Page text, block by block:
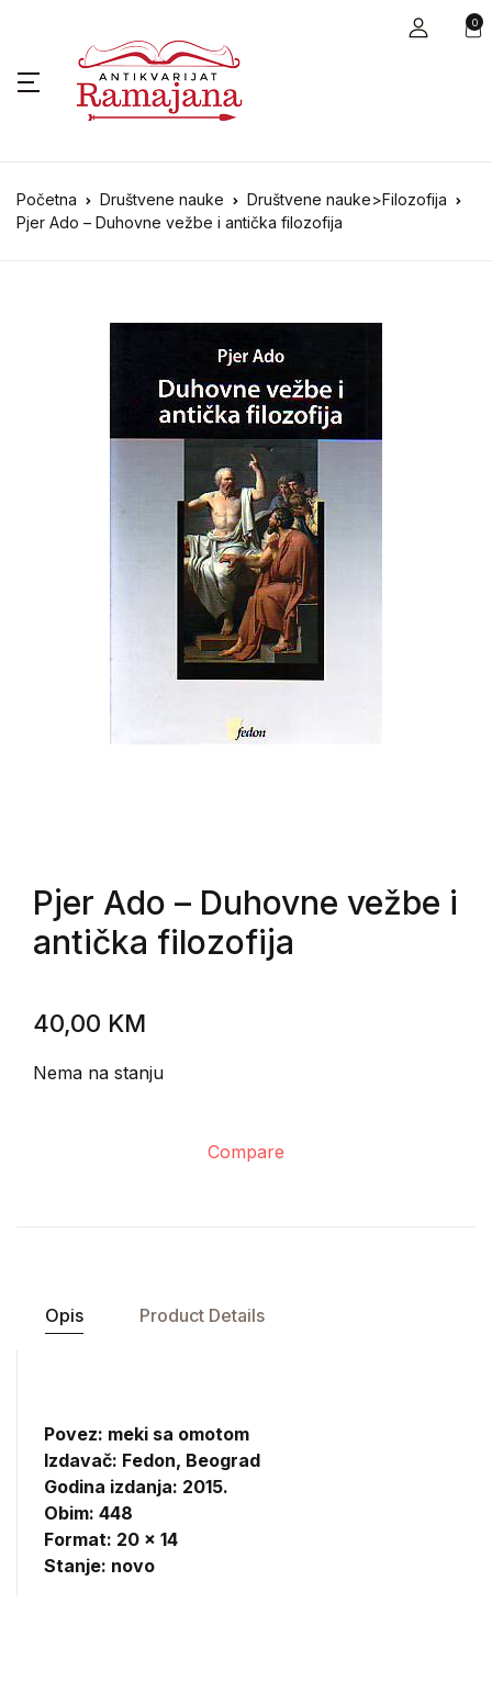
0
Početna Društvene nauke
Društvene nauke>Filozofija
Pjer Ado – Duhovne vežbe i antička filozofija
Pjer Ado – Duhovne vežbe i
antička filozofija
40,00 KM
Nema na stanju
Compare
Opis Product Details
Povez: meki sa omotom
Izdavač: Fedon, Beograd
Godina izdanja: 2015.
Obim: 448
Format: 20 x 14
Stanje: novo